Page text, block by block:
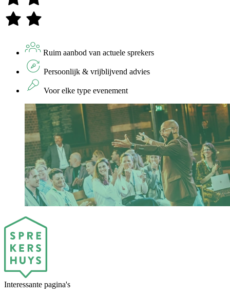
Ruim aanbod van actuele sprekers
Persoonlijk & vrijblijvend advies
Voor elke type evenement
Interessante pagina's